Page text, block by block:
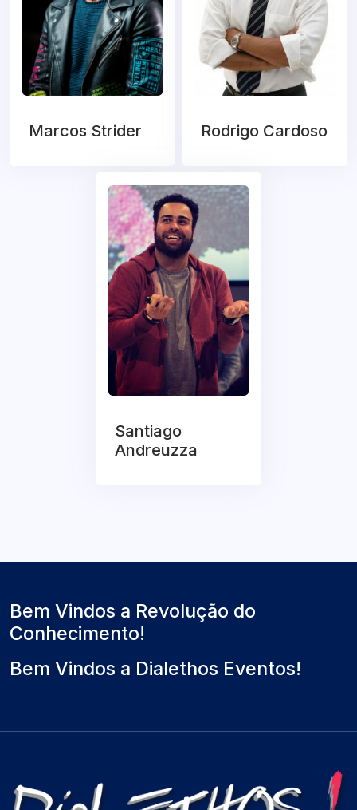
Marcos Strider Rodrigo Cardoso
Santiago
Andreuzza
Bem Vindos a Revolução do
Conhecimento!
Bem Vindos a Dialethos Eventos!